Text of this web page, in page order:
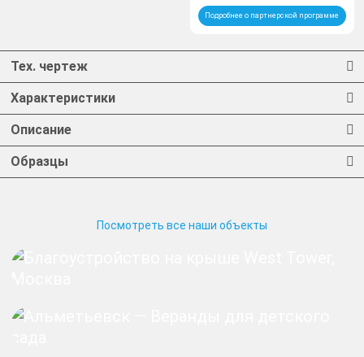
Подробнее о партнерской программе
Тех. чертеж
Характеристики
Описание
Образцы
Посмотреть все наши объекты